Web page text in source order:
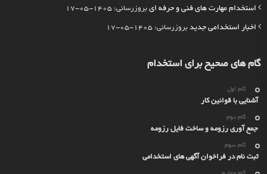
استخدام مهارت های فنی و حرفه ای بروزرسانی: 1405-05-17
اخبار استخدامی جدید بروزرسانی: 1405-05-17
گام های صحیح برای استخدام
گام اول
آشنایی با قوانین کار
گام دوم
جمع آوری رزومه و ساخت فایل رزومه
گام سوم
ثبت نام در فراخوان آگهی های استخدامی